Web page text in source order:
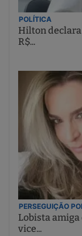
POLÍTICA
Hilton
R$...
PERSEGUIÇÃO
Lobista
vice...